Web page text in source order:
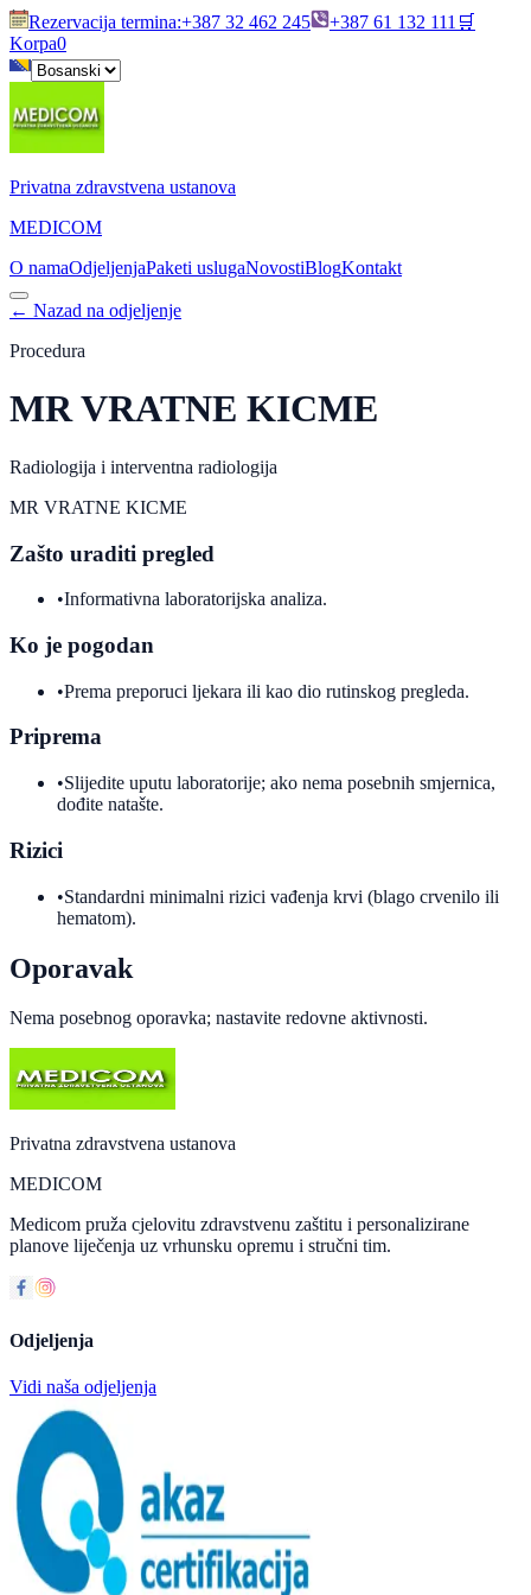
Rezervacija termina:+387 32 462 245 +387 61 132 111 🛒
Korpa0
Privatna zdravstvena ustanova
MEDICOM
O namaOdjeljenjaPaketi uslugaNovostiBlogKontakt
← Nazad na odjeljenje
Procedura
MR VRATNE KICME
Radiologija i interventna radiologija
MR VRATNE KICME
Zašto uraditi pregled
•Informativna laboratorijska analiza.
Ko je pogodan
•Prema preporuci ljekara ili kao dio rutinskog pregleda.
Priprema
•Slijedite uputu laboratorije; ako nema posebnih smjernica,
dođite natašte.
Rizici
•Standardni minimalni rizici vađenja krvi (blago crvenilo ili
hematom).
Oporavak
Nema posebnog oporavka; nastavite redovne aktivnosti.
Privatna zdravstvena ustanova
MEDICOM
Medicom pruža cjelovitu zdravstvenu zaštitu i personalizirane
planove liječenja uz vrhunsku opremu i stručni tim.
Odjeljenja
Vidi naša odjeljenja